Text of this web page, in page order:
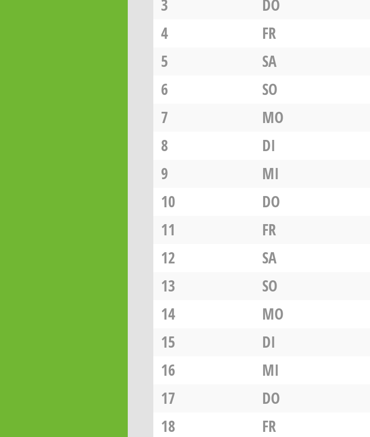
3
DO
4
FR
5
SA
6
SO
7
MO
8
DI
9
MI
10
DO
11
FR
12
SA
13
SO
14
MO
15
DI
16
MI
17
DO
18
FR